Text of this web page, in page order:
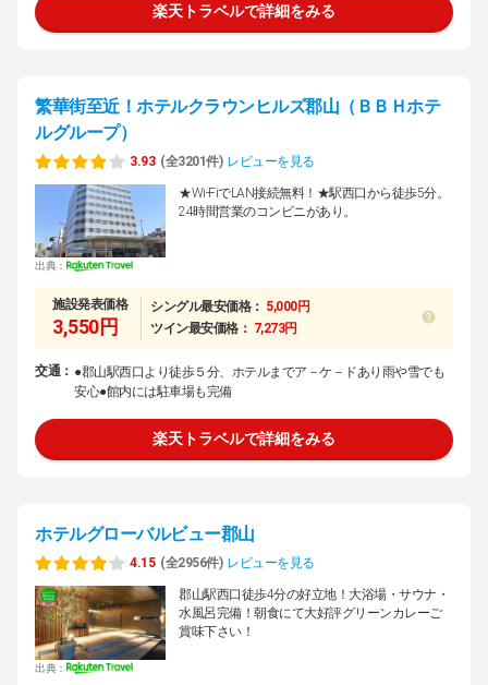
楽天トラベルで詳細をみる
繁華街至近！ホテルクラウンヒルズ郡山（ＢＢＨホテ
ルグループ）
3.93 (全3201件) レビューを見る
出典：
★Wi-FiでLAN接続無料！★駅西口から徒歩5分。
24時間営業のコンビニがあり。
施設発表価格
3,550円
シングル最安価格： 5,000円
ツイン最安価格： 7,273円
交通： ●郡山駅西口より徒歩５分、ホテルまでア－ケ－ドあり雨や雪でも
安心●館内には駐車場も完備
楽天トラベルで詳細をみる
ホテルグローバルビュー郡山
4.15 (全2956件) レビューを見る
出典：
郡山駅西口徒歩4分の好立地！大浴場・サウナ・
水風呂完備！朝食にて大好評グリーンカレーご
賞味下さい！